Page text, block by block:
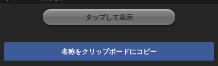
タップして表示
名称をクリップボードにコピー